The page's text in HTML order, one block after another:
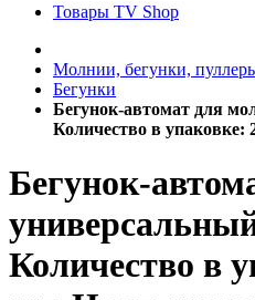
Товары TV Shop
Молнии, бегунки,
Бегунки
Бегунок-автомат для
Количество в упаковке:
Бегунок-
Количество в